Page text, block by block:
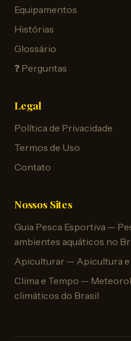
Equipamentos
Histórias
Glossário
❓ Perguntas
Legal
Política de Privacidade
Termos de Uso
Contato
Nossos Sites
Guia Pesca Esportiva —
ambientes aquáticos no
Apiculturar — Apicultura
Clima e Tempo —
climáticos do Brasil